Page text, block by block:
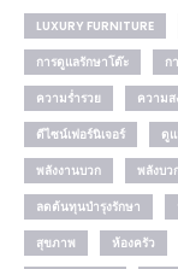
LUXURY FURNITURE
การดูแลรักษาโต๊ะ
ก
ความร่ำรวย
ความส
ดีไซน์เฟอร์นิเจอร์
ดู
พลังงานบวก
พลังบว
ลดต้นทุนบำรุงรักษา
สุขภาพ
ห้องครัว